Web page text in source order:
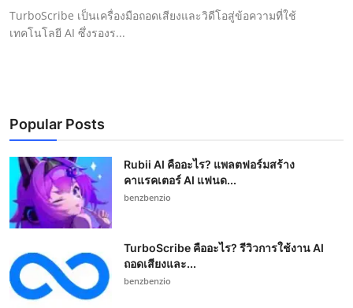
TurboScribe เป็นเครื่องมือถอดเสียงและวิดีโอสู่ข้อความที่ใช้
เทคโนโลยี AI ซึ่งรองร...
Popular Posts
Rubii AI คืออะไร? แพลตฟอร์มสร้าง
คาแรคเตอร์ AI แฟนด...
benzbenzio
TurboScribe คืออะไร? รีวิวการใช้งาน AI
ถอดเสียงและ...
benzbenzio